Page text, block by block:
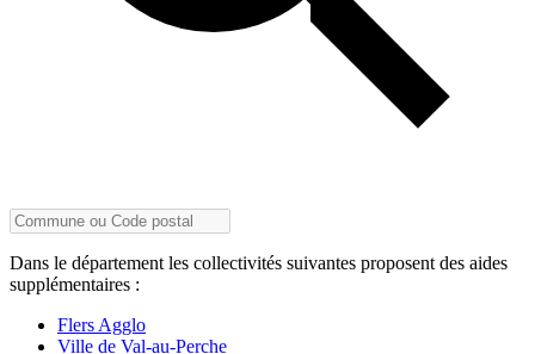
Dans le département les collectivités suivantes proposent des aides
supplémentaires :
Flers Agglo
Ville de Val-au-Perche